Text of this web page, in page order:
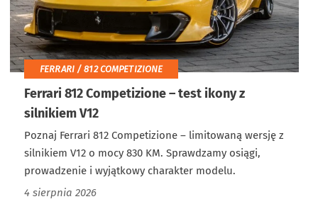
FERRARI / 812 COMPETIZIONE
Ferrari 812 Competizione – test ikony z
silnikiem V12
Poznaj Ferrari 812 Competizione – limitowaną wersję z
silnikiem V12 o mocy 830 KM. Sprawdzamy osiągi,
prowadzenie i wyjątkowy charakter modelu.
4 sierpnia 2026